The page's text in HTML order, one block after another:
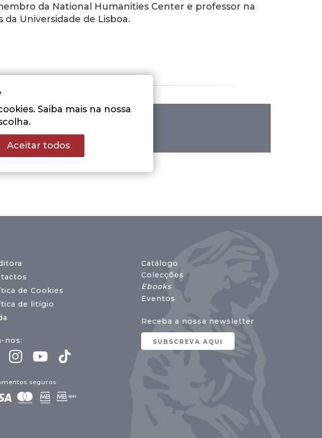
da National Humanities Center e professor na
da Universidade de Lisboa.
de Cookies
de litígio
nos:
seguros:
Catálogo
Colecções
Ebooks
Eventos
Receba a nossa newsletter
SUBSCREVA AQUI
Saiba mais na nossa
Aceitar todos